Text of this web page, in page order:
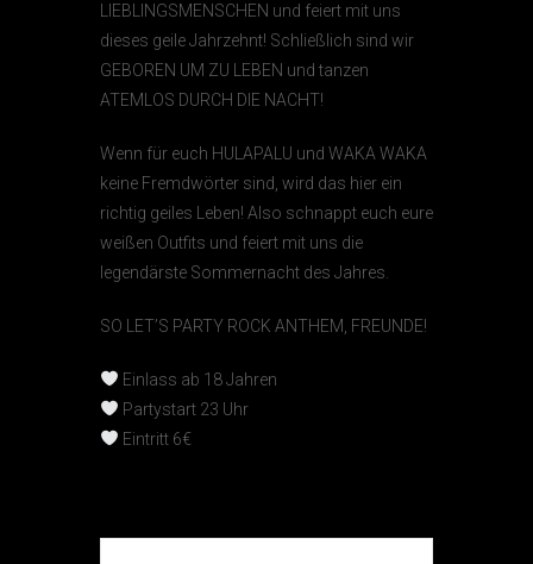
LIEBLINGSMENSCHEN und feiert mit uns
dieses geile Jahrzehnt! Schließlich sind wir
GEBOREN UM ZU LEBEN und tanzen
ATEMLOS DURCH DIE NACHT!
Wenn für euch HULAPALU und WAKA WAKA
keine Fremdwörter sind, wird das hier ein
richtig geiles Leben! Also schnappt euch eure
weißen Outfits und feiert mit uns die
legendärste Sommernacht des Jahres.
SO LET’S PARTY ROCK ANTHEM, FREUNDE!
Einlass ab 18 Jahren
Partystart 23 Uhr
Eintritt 6€